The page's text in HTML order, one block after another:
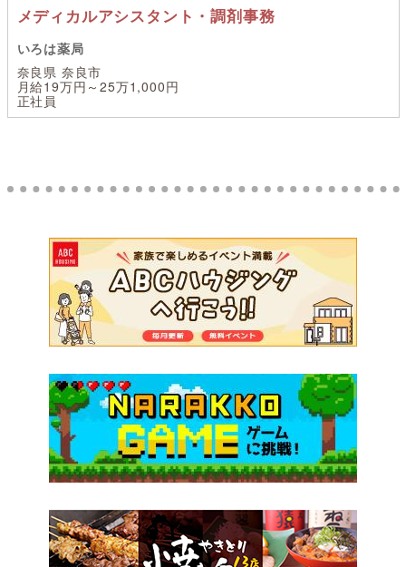
メディカルアシスタント・調剤事務
いろは薬局
奈良県 奈良市
月給19万円～25万1,000円
正社員